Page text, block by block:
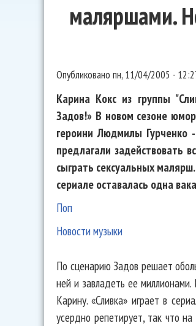
маляршами.
Опубликовано пн, 11/04/2005 -
Карина Кокс из группы
Задов!» В новом сезоне
героини Людмилы Гурченко
предлагали задействовать
сыграть сексуальных
сериале оставалась одна
Поп
Новости музыки
По сценарию Задов решает
ней и завладеть ее
Карину. «Сливка» играет в
усердно репетирует, так что